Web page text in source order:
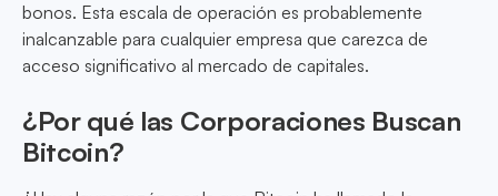
bonos. Esta escala de operación es probablemente
inalcanzable para cualquier empresa que carezca de
acceso significativo al mercado de capitales.
¿Por qué las Corporaciones Buscan
Bitcoin?